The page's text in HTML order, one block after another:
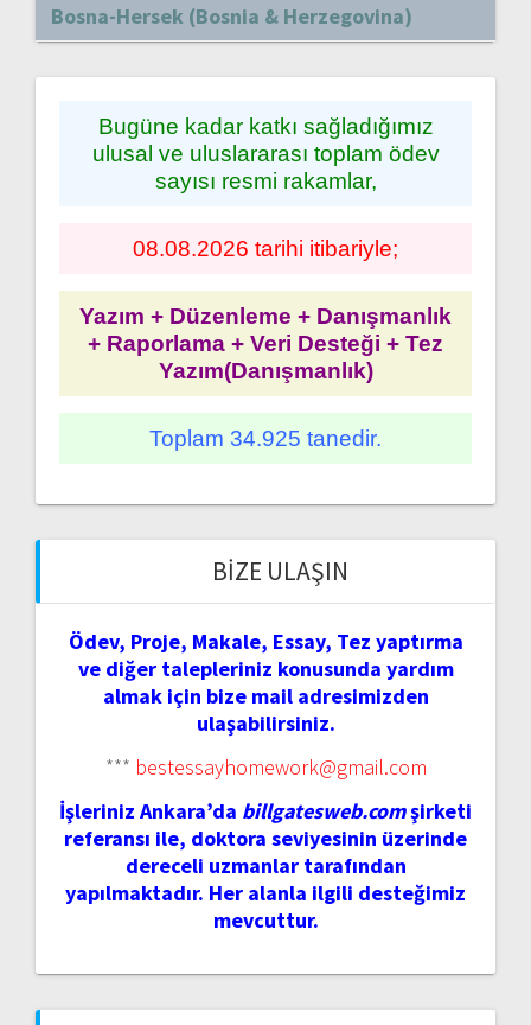
Bosna-Hersek (Bosnia & Herzegovina)
Bugüne kadar katkı sağladığımız
ulusal ve uluslararası toplam ödev
sayısı resmi rakamlar,
08.08.2026 tarihi itibariyle;
Yazım + Düzenleme + Danışmanlık
+ Raporlama + Veri Desteği + Tez
Yazım(Danışmanlık)
Toplam 34.925 tanedir.
BIZE ULAŞIN
Ödev, Proje, Makale, Essay, Tez yaptırma
ve diğer talepleriniz konusunda yardım
almak için bize mail adresimizden
ulaşabilirsiniz.
*** bestessayhomework@gmail.com
İşleriniz Ankara’da billgatesweb.comşirketi
referansı ile, doktora seviyesinin üzerinde
dereceli uzmanlar tarafından
yapılmaktadır. Her alanla ilgili desteğimiz
mevcuttur.